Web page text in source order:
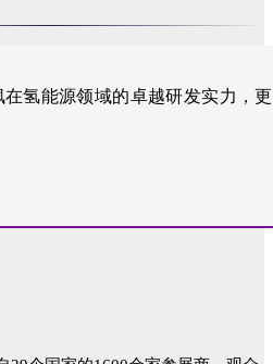
氢能源领域的卓越研发实力，